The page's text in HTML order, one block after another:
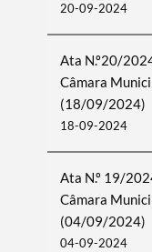
20-09-2024
Ata N.º20/
Câmara
(18/09/2024)
18-09-2024
Ata N.º 19/
Câmara
(04/09/2024)
04-09-2024